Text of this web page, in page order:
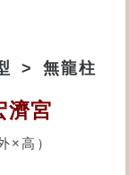
無龍柱
濟宮
×高）